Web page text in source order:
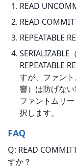
READ
READ
REPEATABLE
SERIALIZABLE
REPEATABLE
すが、ファン
響）は防げない
ファントムリ
択します。
FAQ
Q: READ
すか？